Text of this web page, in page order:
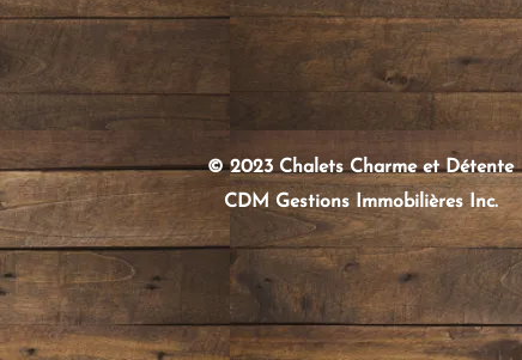
© 2023 Chalets Charme et Détente
CDM Gestions Immobilières Inc.